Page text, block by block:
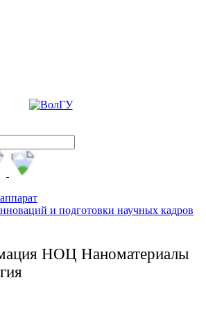
Пожалуйста
и подготовки научных кадров
НОЦ Наноматериалы